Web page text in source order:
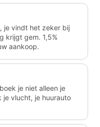
je vindt het zeker bij
krijgt gem. 1,5%
aankoop.
je niet alleen je
je vlucht, je huurauto